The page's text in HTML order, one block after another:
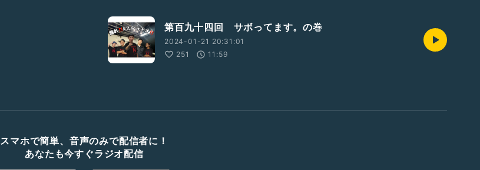
第百九十四回 サボってます。の巻
2024-01-21 20:31:01
251
11:59
スマホで簡単、音声のみで配信者に！
あなたも今すぐラジオ配信